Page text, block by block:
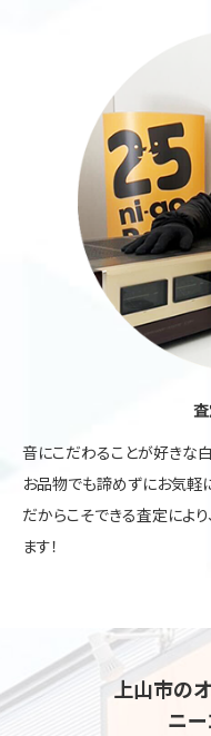
音にこだわることが好きな
お品物でも諦めずにお気軽
だからこそできる査定によ
ます！
上山市の
ニー